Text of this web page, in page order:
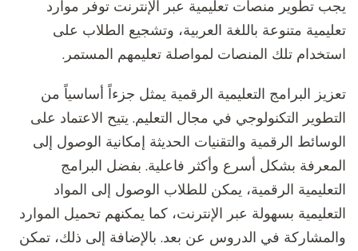
يجب تطوير منصات تعليمية عبر الإنترنت توفر موارد
تعليمية متنوعة باللغة العربية، وتشجيع الطلاب على
استخدام تلك المنصات لمواصلة تعليمهم المستمر.
تعزيز البرامج التعليمية الرقمية يمثل جزءاً أساسياً من
التطوير التكنولوجي في مجال التعليم. يتيح الاعتماد على
الوسائط الرقمية والتقنيات الحديثة إمكانية الوصول إلى
المعرفة بشكل أسرع وأكثر فاعلية. بفضل البرامج
التعليمية الرقمية، يمكن للطلاب الوصول إلى المواد
التعليمية بسهولة عبر الإنترنت، كما يمكنهم تحميل الموارد
والمشاركة في الدروس عن بعد. بالإضافة إلى ذلك، تمكن